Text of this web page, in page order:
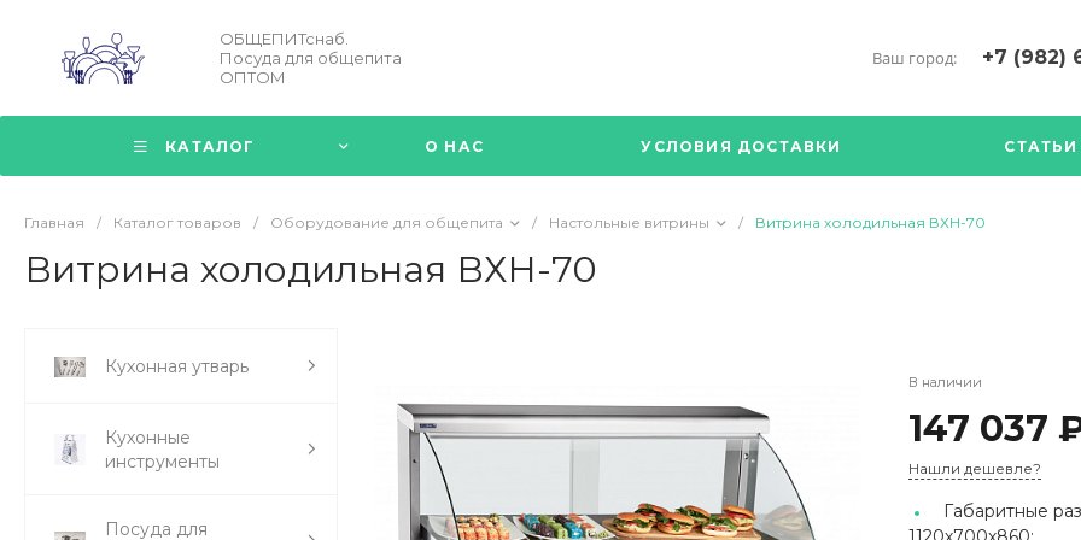
ОБЩЕПИТснаб.
Посуда для общепита
ОПТОМ
Ваш город: +7 (982)
+7 (34376)
г. Богданович,
17.00
КАТАЛОГ О НАС УСЛОВИЯ ДОСТАВКИ СТАТЬИ
Главная / Каталог товаров / Оборудование для общепита / Настольные витрины / Витрина холодильная ВХН-70
Витрина холодильная ВХН-70
Кухонная утварь
Кухонные
инструменты
Посуда для
В наличии
147 037
Нашли дешевле?
Габаритные